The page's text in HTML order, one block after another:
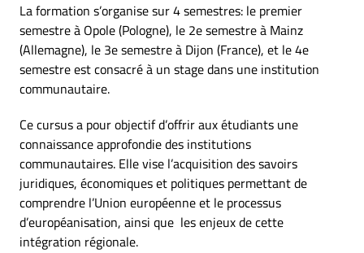
La formation s’organise sur 4 semestres: le premier
semestre à Opole (Pologne), le 2e semestre à Mainz
(Allemagne), le 3e semestre à Dijon (France), et le 4e
semestre est consacré à un stage dans une institution
communautaire.
Ce cursus a pour objectif d’offrir aux étudiants une
connaissance approfondie des institutions
communautaires. Elle vise l’acquisition des savoirs
juridiques, économiques et politiques permettant de
comprendre l’Union européenne et le processus
d’européanisation, ainsi que les enjeux de cette
intégration régionale.